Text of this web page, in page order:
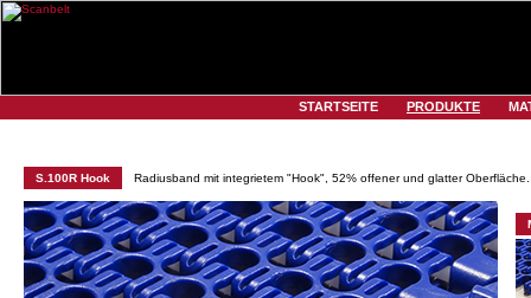
STARTSEITE PRODUKTE
S.100R Hook Radiusband mit integrietem "Hook", 52% offener und glatter